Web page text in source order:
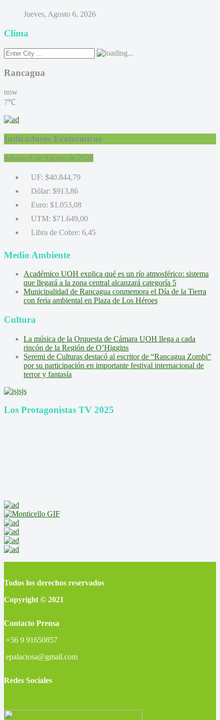
Jueves, Agosto 6, 2026
Clima
Rancagua
now
7℃
Indicadores Económicos
Sábado 8 de Agosto de 2026
UF: $40.844,79
Dólar: $913,86
Euro: $1.053,08
UTM: $71.649,00
Libra de Cobre: 6,45
Medio Ambiente
Académico UOH explica qué es un río atmosférico: sistema
que llegará a la zona central alcanzará categoría 5
Municipalidad de Rancagua conmemora el Día de la Tierra
con feria ambiental en Plaza de Los Héroes
Cultura
La música de la Orquesta de Cámara UOH llega a cada
rincón de la Región de O’Higgins
Seremi de Culturas destacó al escritor de “Rancagua Zombi”
por su participación en importante festival internacional de
terror y fantasía
Los Protagonistas TV 2025
Todos los derechos reservados
Copyright © 2021
Contacto Prensa
+56 9 91650857
epalaciosa@gmail.com
Redes Sociales